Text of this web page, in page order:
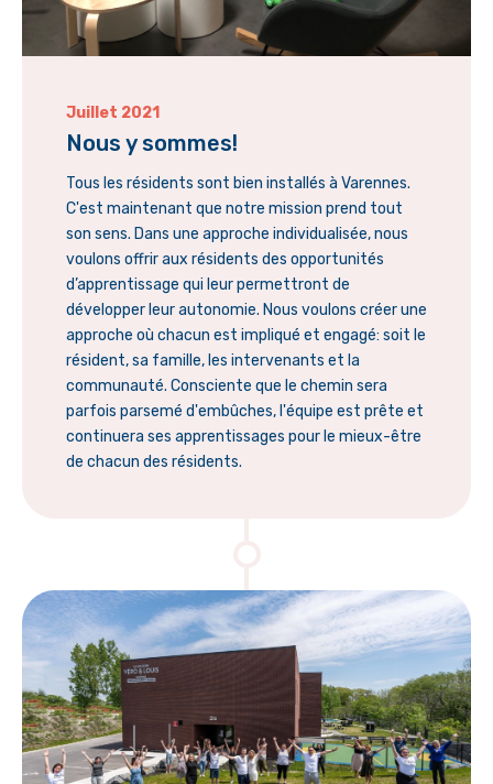
Juillet 2021
Nous y sommes!
Tous les résidents sont bien installés à Varennes.
C'est maintenant que notre mission prend tout
son sens. Dans une approche individualisée, nous
voulons offrir aux résidents des opportunités
d’apprentissage qui leur permettront de
développer leur autonomie. Nous voulons créer une
approche où chacun est impliqué et engagé: soit le
résident, sa famille, les intervenants et la
communauté. Consciente que le chemin sera
parfois parsemé d'embûches, l'équipe est prête et
continuera ses apprentissages pour le mieux-être
de chacun des résidents.